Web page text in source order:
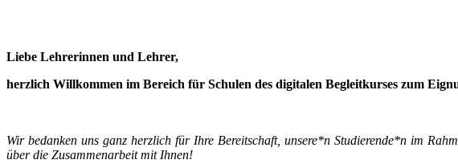
Liebe Lehrerinnen und Lehrer,
herzlich Willkommen im Bereich für Schulen des digitalen Begleitkurses zum
Wir bedanken uns ganz herzlich für Ihre Bereitschaft, unsere*n Studierende*n im
über die Zusammenarbeit mit Ihnen!